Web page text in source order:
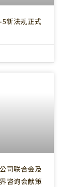
5新法规正式
司联合会及
咨询会献策